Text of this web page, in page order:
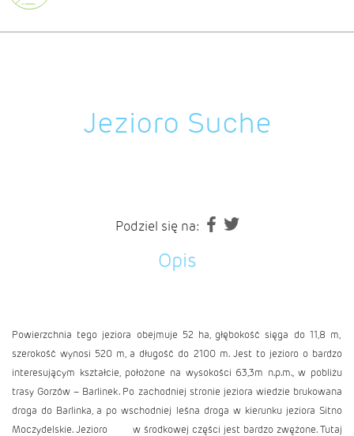
Jezioro Suche
Podziel się na:
Opis
Powierzchnia tego jeziora obejmuje 52 ha, głębokość sięga do 11,8 m,
szerokość wynosi 520 m, a długość do 2100 m. Jest to jezioro o bardzo
interesującym kształcie, położone na wysokości 63,3m n.p.m., w pobliżu
trasy Gorzów – Barlinek. Po zachodniej stronie jeziora wiedzie brukowana
droga do Barlinka, a po wschodniej leśna droga w kierunku jeziora Sitno
Moczydelskie. Jezioro w środkowej części jest bardzo zwężone. Tutaj